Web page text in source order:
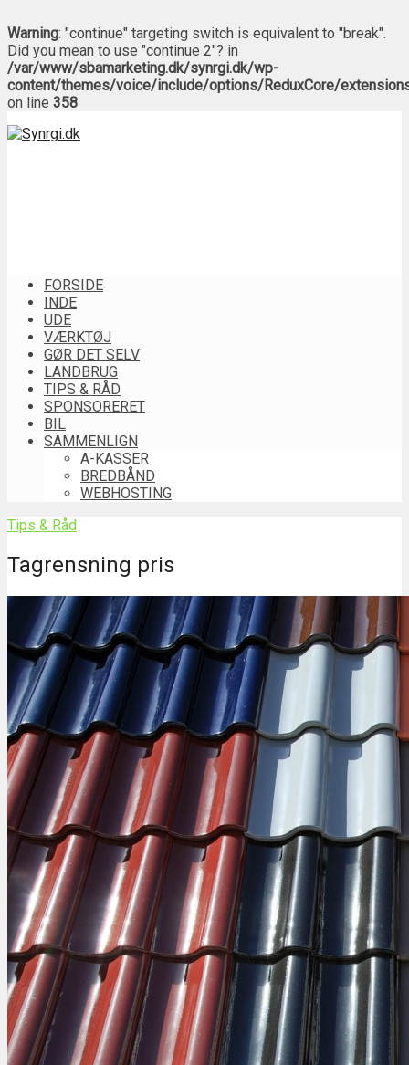
Warning: "continue" targeting switch is equivalent to "break".
Did you mean to use "continue 2"? in
/var/www/sbamarketing.dk/synrgi.dk/wp-
content/themes/voice/include/options/ReduxCore/
on line 358
FORSIDE
INDE
UDE
VÆRKTØJ
GØR DET SELV
LANDBRUG
TIPS & RÅD
SPONSORERET
BIL
SAMMENLIGN
A-KASSER
BREDBÅND
WEBHOSTING
Tips & Råd
Tagrensning pris